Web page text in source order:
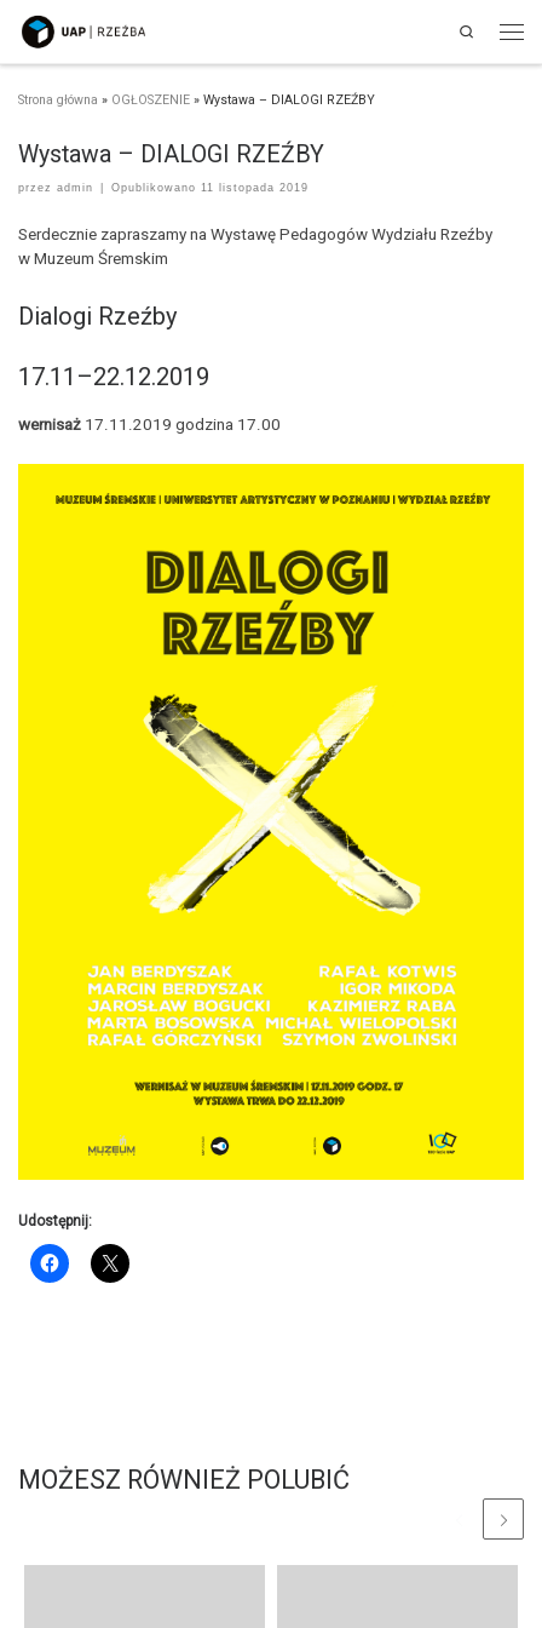
Przejdź do treści
Search
Strona główna » OGŁOSZENIE » Wystawa – DIALOGI RZEŹBY
Wystawa – DIALOGI RZEŹBY
przez admin Opublikowano 11 listopada 2019
Serdecznie zapraszamy na Wystawę Pedagogów Wydziału Rzeźby
w Muzeum Śremskim
Dialogi Rzeźby
17.11–22.12.2019
wernisaż 17.11.2019 godzina 17.00
Udostępnij:
MOŻESZ RÓWNIEŻ POLUBIĆ